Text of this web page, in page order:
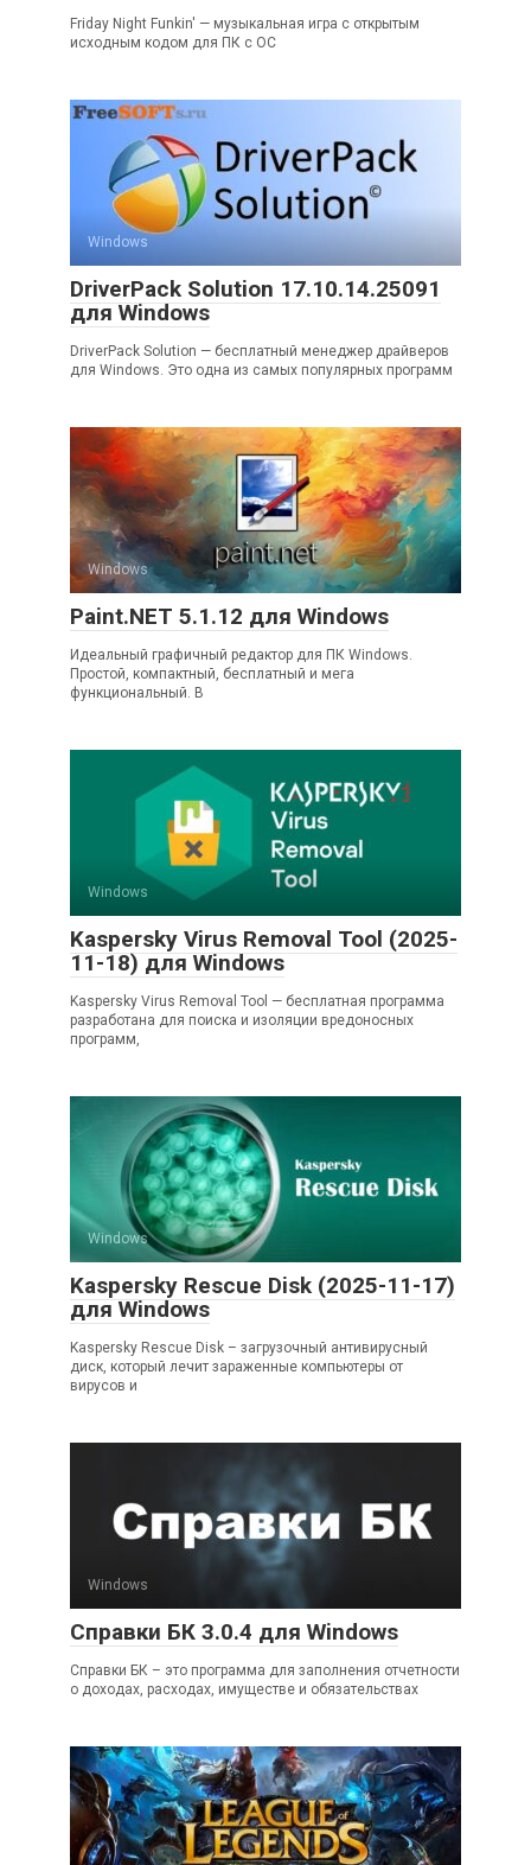
Friday Night Funkin' — музыкальная игра с открытым
исходным кодом для ПК с ОС
Windows
DriverPack Solution 17.10.14.25091
для Windows
DriverPack Solution — бесплатный менеджер драйверов
для Windows. Это одна из самых популярных программ
Windows
Paint.NET 5.1.12 для Windows
Идеальный графичный редактор для ПК Windows.
Простой, компактный, бесплатный и мега
функциональный. В
Windows
Kaspersky Virus Removal Tool (2025-
11-18) для Windows
Kaspersky Virus Removal Tool — бесплатная программа
разработана для поиска и изоляции вредоносных
программ,
Windows
Kaspersky Rescue Disk (2025-11-17)
для Windows
Kaspersky Rescue Disk – загрузочный антивирусный
диск, который лечит зараженные компьютеры от
вирусов и
Windows
Справки БК 3.0.4 для Windows
Справки БК – это программа для заполнения отчетности
о доходах, расходах, имуществе и обязательствах